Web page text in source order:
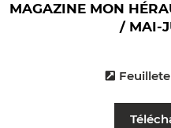
MAGAZINE MON
/ MAI-